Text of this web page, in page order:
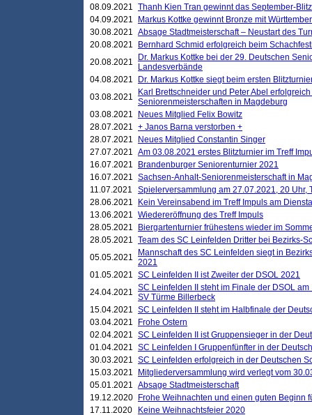
08.09.2021 Thanh Kien Tran gewinnt das September-
04.09.2021
Markus Kottke gewinnt Bronze mit
30.08.2021 Absage Stadtmeisterschaft – Neustart des
20.08.2021
Bernhard Schmid erfolgreich beim
20.08.2021
Dr. Markus Kottke bei der 29. Deutschen
Landesverbände
04.08.2021
Dr. Markus Kottke siegt beim ersten
03.08.2021
Karl Brettschneider und Peter Abel
Seniorenmeisterschaften in Magdeburg
03.08.2021
Neues Mitglied Felix Bowitz
28.07.2021 + Janos Barna verstorben +
28.07.2021
Neues Mitglied Constantin Singer
27.07.2021 Am 03.08.2021 erstes Blitzturnier im Treff
16.07.2021
Brandenburger Seniorenturnier 2021
16.07.2021 Sachsen-Anhalt-Seniorenmeisterschaft in
11.07.2021
Spielerversammlung am 27.07.2021, 20 Uhr,
28.06.2021
Kein Vereinsabend im Treff Impuls am
13.06.2021 Wiedereröffnung des Treff Impuls
28.05.2021
Biergartenturnier frühestens wieder im
28.05.2021 Team des SC Leinfelden Dritter bei Bezirks-
05.05.2021
Mannschaft des SC Leinfelden siegt in
2021
01.05.2021 SC Leinfelden II ist Zweiter der DSOL 2021
24.04.2021 SC Leinfelden II steht im Finale der DSOL
SV Türme Billerbeck
15.04.2021 SC Leinfelden II steht im Halbfinale der
03.04.2021
Frohe Ostern
02.04.2021 SC Leinfelden II ist Gruppensieger in der
01.04.2021 SC Leinfelden I Gruppenfünfter in der
30.03.2021 SC Leinfelden erfolgreich in der Deutschen
15.03.2021
Mitgliederversammlung wird verlegt vom
05.01.2021 Absage Stadtmeisterschaft
19.12.2020
Frohe Weihnachten und einen guten Beginn
17.11.2020
Keine Weihnachtsfeier 2020